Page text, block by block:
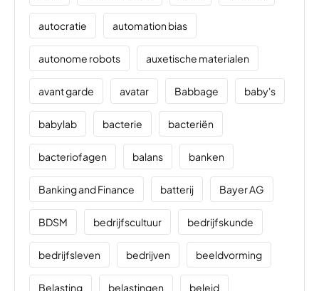
autocratie automation bias
autonome robots auxetische materialen
avant garde avatar Babbage baby's
babylab bacterie bacteriën
bacteriofagen balans banken
Banking and Finance batterij Bayer AG
BDSM bedrijfscultuur bedrijfskunde
bedrijfsleven bedrijven beeldvorming
Belasting belastingen beleid